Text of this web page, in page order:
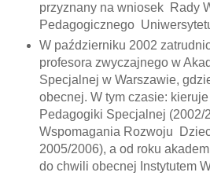
przyznany na wniosek Rady
Pedagogicznego
W październiku 2002
profesora zwyczajnego w
Specjalnej w Warszawie,
obecnej. W tym czasie:
Pedagogiki Specjalnej (2002/
Wspomagania Rozwoju
2005/2006), a od roku
do chwili obecnej Instytutem